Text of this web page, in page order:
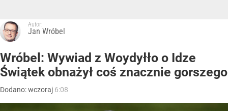
Autor:
Jan Wróbel
Wróbel: Wywiad z Woydyłło o Idze
Świątek obnażył coś znacznie gorszego
Dodano:wczoraj 6:08